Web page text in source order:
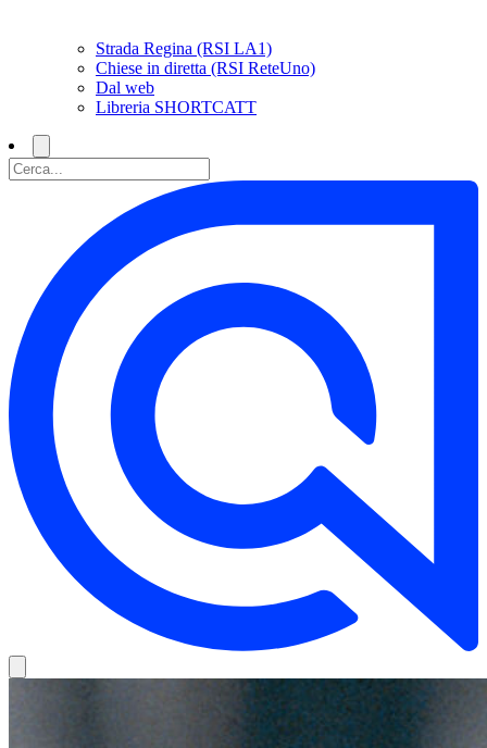
Strada Regina (RSI LA1)
Chiese in diretta (RSI ReteUno)
Dal web
Libreria SHORTCATT